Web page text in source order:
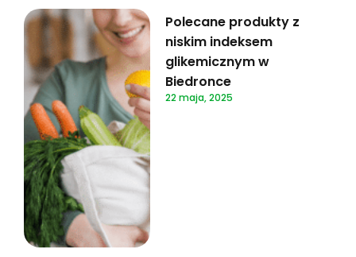
Polecane produkty z
niskim indeksem
glikemicznym w
Biedronce
22 maja, 2025